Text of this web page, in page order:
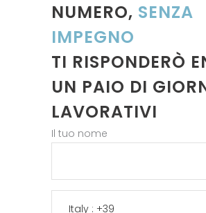
NUMERO, SENZA
IMPEGNO
TI RISPONDERÒ
UN PAIO DI
LAVORATIVI
Il tuo nome